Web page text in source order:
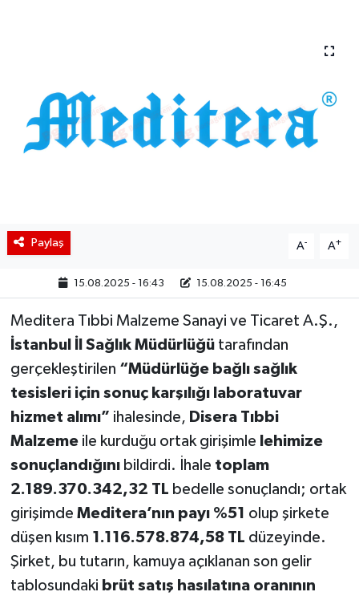
Paylaş A- A+
15.08.2025 - 16:43 15.08.2025 - 16:45
Meditera Tıbbi Malzeme Sanayi ve Ticaret A.Ş.,
İstanbul İl Sağlık Müdürlüğütarafından
gerçekleştirilen “Müdürlüğe bağlı sağlık
tesisleri için sonuç karşılığı laboratuvar
hizmet alımı” ihalesinde, Disera Tıbbi
Malzemeile kurduğu ortak girişimle lehimize
sonuçlandığınıbildirdi. İhale toplam
2.189.370.342,32 TL bedelle sonuçlandı; ortak
girişimde Meditera’nın payı %51 olup şirkete
düşen kısım 1.116.578.874,58 TL düzeyinde.
Şirket, bu tutarın, kamuya açıklanan son gelir
tablosundaki brüt satış hasılatına oranının
Coin Isı Haritası
Ekonomik Takvim
Hakkımızda
İletişim